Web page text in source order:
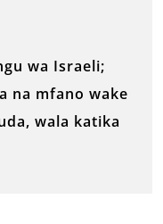
wa Israeli;
na mfano wake
wala katika